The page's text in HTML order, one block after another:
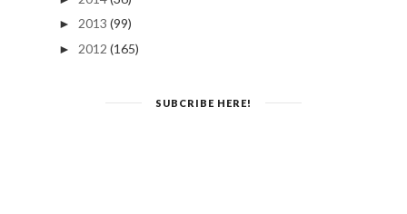
► 2013 (99)
► 2012 (165)
SUBCRIBE HERE!